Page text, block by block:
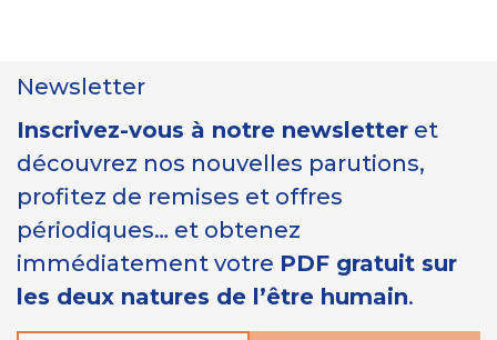
Newsletter
Inscrivez-vous à notre newsletter et
découvrez nos nouvelles parutions,
profitez de remises et offres
périodiques… et obtenez
immédiatement votre PDF gratuit sur
les deux natures de l’être humain.